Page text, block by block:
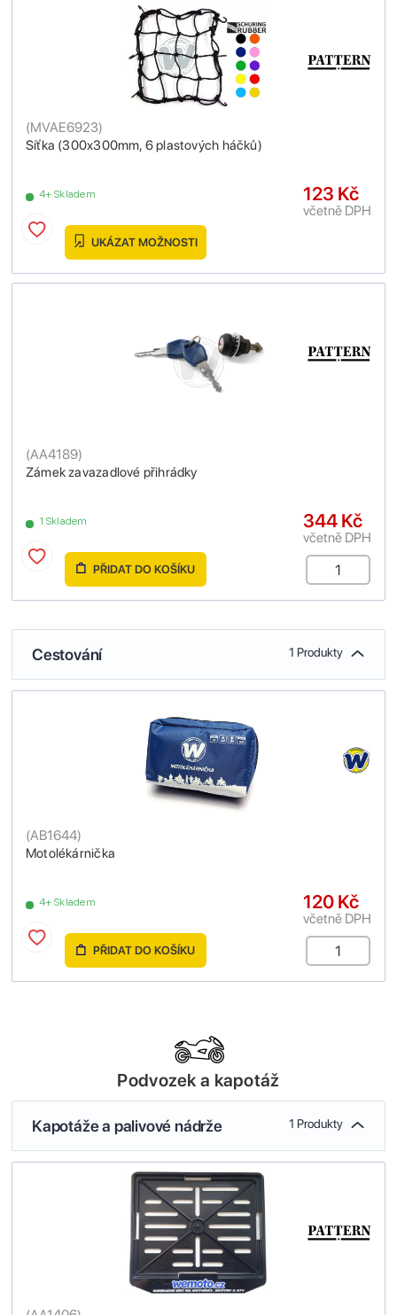
Síťka (300x300mm, 6 plastových háčků)
(MVAE6923)
4+ Skladem 123 Kč
včetně DPH
UKÁZAT MOŽNOSTI
Zámek zavazadlové přihrádky
(AA4189)
1 Skladem 344 Kč
včetně DPH
PŘIDAT DO KOŠÍKU
Cestování 1 Produkty
Motolékárnička
(AB1644)
4+ Skladem 120 Kč
včetně DPH
PŘIDAT DO KOŠÍKU
Podvozek a kapotáž
Kapotáže a palivové nádrže 1 Produkty